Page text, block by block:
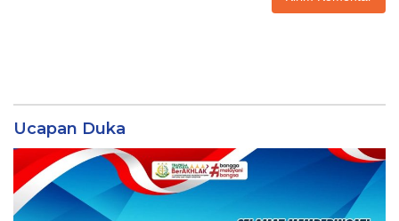
Ucapan Duka